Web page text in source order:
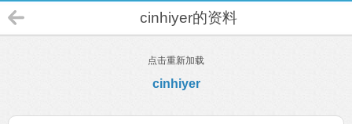
cinhiyer的资料
点击重新加载
cinhiyer